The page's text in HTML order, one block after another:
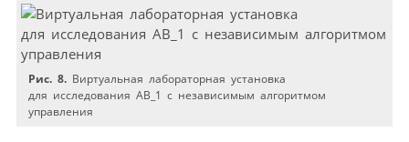
Рис. 8. Виртуальная лабораторная установка
для исследования АВ_1 с независимым алгоритмом
управления